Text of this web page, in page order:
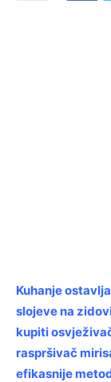
Kuhanje
slojeve na
kupiti
raspršivač
efikasnije